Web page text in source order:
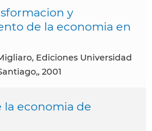
y
de la economia en
2001
la economia de